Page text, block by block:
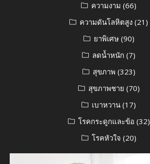
ความงาม (66)
ความดันโลหิตสูง (21)
ยาพิเศษ(90)
ลดน้ำหนัก (7)
สุขภาพ (323)
สุขภาพชาย (70)
เบาหวาน (17)
โรคกระดูกและข้อ (32)
โรคหัวใจ (20)